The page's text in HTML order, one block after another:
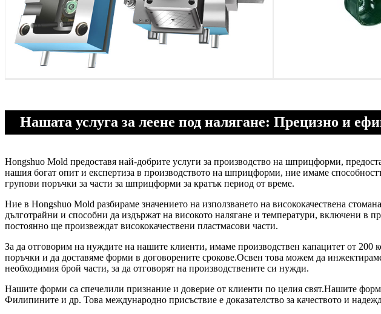
Нашата услуга за леене под налягане: Прецизно и
Hongshuo Mold предоставя най-добрите услуги за производство на шприцформи,
нашия богат опит и експертиза в производството на шприцформи, ние имаме
групови поръчки за части за шприцформи за кратък период от време.
Ние в Hongshuo Mold разбираме значението на използването на висококачествена
дълготрайни и способни да издържат на високото налягане и температури, включени в
постоянно ще произвеждат висококачествени пластмасови части.
За да отговорим на нуждите на нашите клиенти, имаме производствен капацитет от
поръчки и да доставяме форми в договорените срокове.Освен това можем да
необходимия брой части, за да отговорят на производствените си нужди.
Нашите форми са спечелили признание и доверие от клиенти по целия свят.Нашите
Филипините и др. Това международно присъствие е доказателство за качеството и